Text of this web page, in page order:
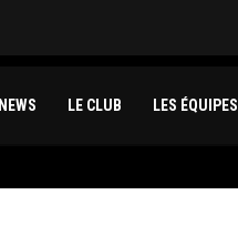
NEWS LE CLUB LES ÉQUIPES